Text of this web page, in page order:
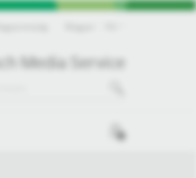
Media Service